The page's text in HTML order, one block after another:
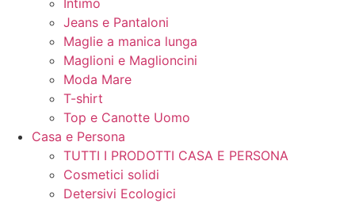
Jeans e Pantaloni
Maglie a manica lunga
Maglioni e Maglioncini
Moda Mare
T-shirt
Top e Canotte Uomo
Casa e Persona
TUTTI I PRODOTTI CASA E PERSONA
Cosmetici solidi
Detersivi Ecologici